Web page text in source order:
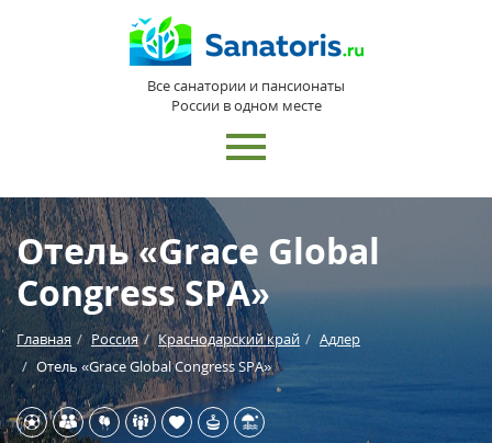
Все санатории и пансионаты
России в одном месте
Отель «Grace Global
Congress SPA»
Главная Россия Краснодарский край
Адлер
Отель «Grace Global Congress SPA»